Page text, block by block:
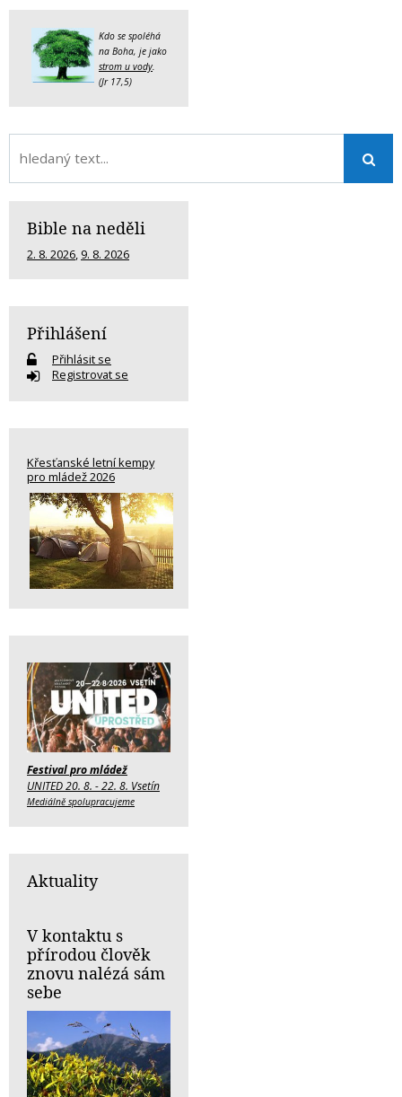
Kdo se spoléhá
na Boha, je jako
strom u vody.
(Jr 17,5)
Bible na neděli
2. 8. 2026, 9. 8. 2026
Přihlášení
Přihlásit se
Registrovat se
Křesťanské letní kempy
pro mládež 2026
Festival pro mládež
UNITED 20. 8. - 22. 8. Vsetín
Mediálně spolupracujeme
Aktuality
V kontaktu s
přírodou člověk
znovu nalézá sám
sebe